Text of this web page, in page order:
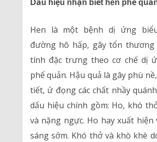
Dấu hiệu nhận biết hen phế
Hen là một bệnh dị ứng
đường hô hấp, gây tổn thương
tính đặc trưng theo cơ chế dị
phế quản. Hậu quả là gây phù
tiết, ứ đọng các chất nhầy
dấu hiệu chính gồm: Ho, khó
và nặng ngực. Ho hay xuất hiện
sáng sớm. Khó thở và khò khè